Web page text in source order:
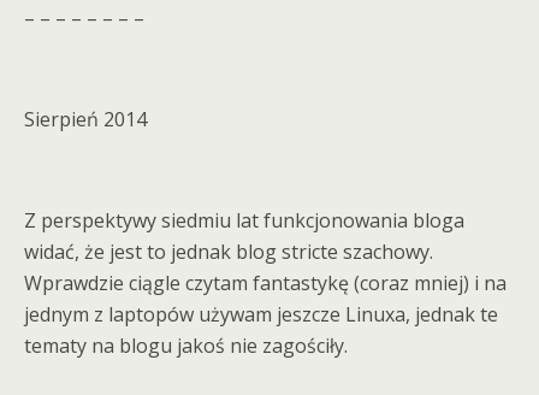
– – – – – – – –
Sierpień 2014
Z perspektywy siedmiu lat funkcjonowania bloga
widać, że jest to jednak blog stricte szachowy.
Wprawdzie ciągle czytam fantastykę (coraz mniej) i na
jednym z laptopów używam jeszcze Linuxa, jednak te
tematy na blogu jakoś nie zagościły.